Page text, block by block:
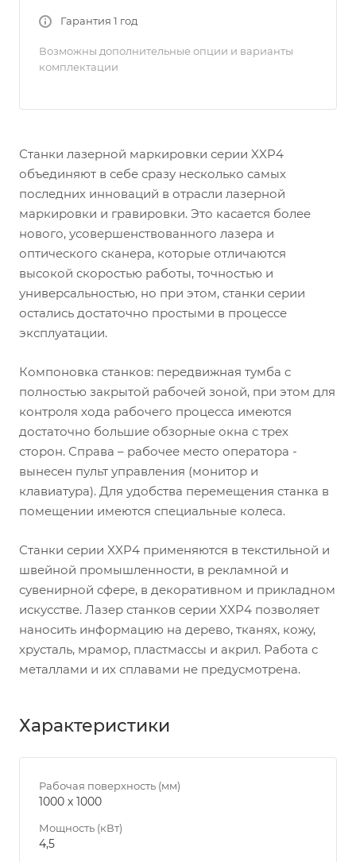
Гарантия 1 год
Возможны дополнительные опции и варианты
комплектации
Станки лазерной маркировки серии XXP4
объединяют в себе сразу несколько самых
последних инноваций в отрасли лазерной
маркировки и гравировки. Это касается более
нового, усовершенствованного лазера и
оптического сканера, которые отличаются
высокой скоростью работы, точностью и
универсальностью, но при этом, станки серии
остались достаточно простыми в процессе
эксплуатации.
Компоновка станков: передвижная тумба с
полностью закрытой рабочей зоной, при этом для
контроля хода рабочего процесса имеются
достаточно большие обзорные окна с трех
сторон. Справа – рабочее место оператора -
вынесен пульт управления (монитор и
клавиатура). Для удобства перемещения станка в
помещении имеются специальные колеса.
Станки серии XXP4 применяются в текстильной и
швейной промышленности, в рекламной и
сувенирной сфере, в декоративном и прикладном
искусстве. Лазер станков серии XXP4 позволяет
наносить информацию на дерево, тканях, кожу,
хрусталь, мрамор, пластмассы и акрил. Работа с
металлами и их сплавами не предусмотрена.
Характеристики
Рабочая поверхность (мм)
1000 х 1000
Мощность (кВт)
4,5